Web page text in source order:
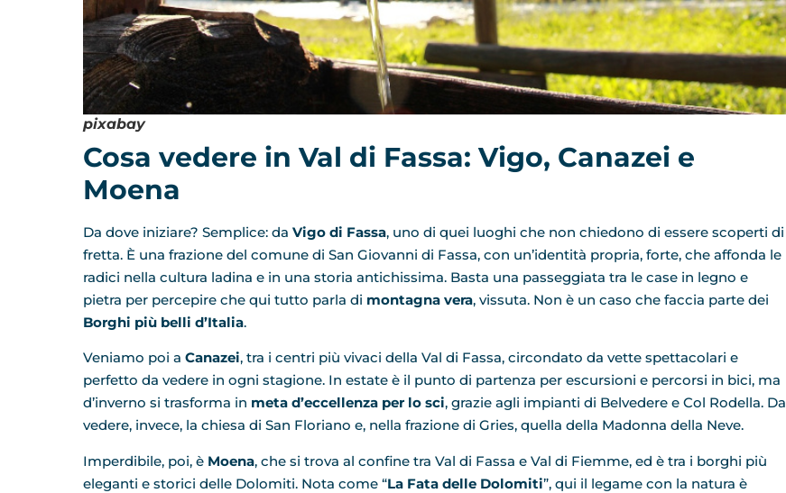
pixabay
Cosa vedere in Val di Fassa: Vigo, Canazei e
Moena
Da dove iniziare? Semplice: da Vigo di Fassa, uno di quei luoghi che non chiedono di essere scoperti di
fretta. È una frazione del comune di San Giovanni di Fassa, con un’identità propria, forte, che affonda le
radici nella cultura ladina e in una storia antichissima. Basta una passeggiata tra le case in legno e
pietra per percepire che qui tutto parla di montagna vera, vissuta. Non è un caso che faccia parte dei
Borghi più belli d’Italia.
Veniamo poi a Canazei, tra i centri più vivaci della Val di Fassa, circondato da vette spettacolari e
perfetto da vedere in ogni stagione. In estate è il punto di partenza per escursioni e percorsi in bici, ma
d’inverno si trasforma in meta d’eccellenza per lo sci, grazie agli impianti di Belvedere e Col Rodella. Da
vedere, invece, la chiesa di San Floriano e, nella frazione di Gries, quella della Madonna della Neve.
Imperdibile, poi, è Moena, che si trova al confine tra Val di Fassa e Val di Fiemme, ed è tra i borghi più
eleganti e storici delle Dolomiti. Nota come “La Fata delle Dolomiti”, qui il legame con la natura è